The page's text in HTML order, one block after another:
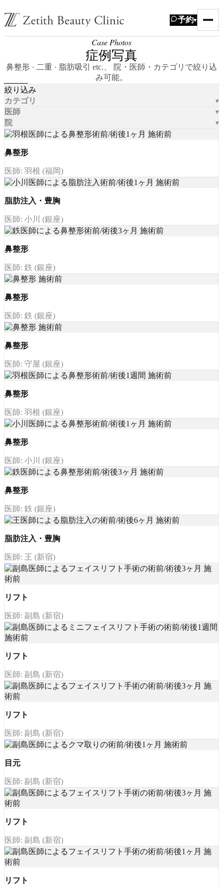
予約▾
Case Photos
症例写真
鼻整形 · 二重 · 脂肪吸引 etc.、 院・医師・カテゴリで絞り込
み可能。
絞り込み
カテゴリ
医師
院
鼻整形
医師: 羽根 (福岡)
脂肪注入・豊胸
医師: 小川 (銀座)
鼻整形
医師: 鉄 (銀座)
鼻整形
医師: 鉄 (銀座)
鼻整形
医師: 守屋 (銀座)
鼻整形
医師: 羽根 (銀座)
鼻整形
医師: 小川 (銀座)
鼻整形
医師: 鉄 (銀座)
脂肪注入・豊胸
医師: 王 (新宿)
リフト
医師: 副島 (新宿)
リフト
医師: 副島 (新宿)
リフト
医師: 副島 (新宿)
目元
医師: 副島 (新宿)
リフト
医師: 副島 (新宿)
リフト